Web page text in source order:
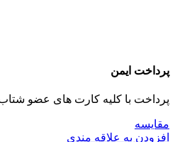
پرداخت ایمن
پرداخت با کلیه کارت های عضو شتاب
مقايسه
افزودن به علاقه مندی